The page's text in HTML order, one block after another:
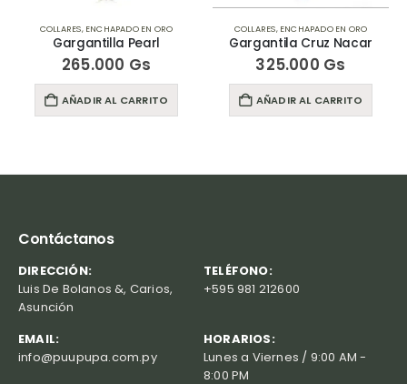
COLLARES, ENCHAPADO EN ORO
Gargantilla Pearl
265.000 Gs
AÑADIR AL CARRITO
COLLARES, ENCHAPADO EN ORO
Gargantila Cruz Nacar
325.000 Gs
AÑADIR AL CARRITO
Contáctanos
DIRECCIÓN:
Luis De Bolanos &, Carios,
Asunción
TELÉFONO:
+595 981 212600
EMAIL:
info@puupupa.com.py
HORARIOS:
Lunes a Viernes / 9:00 AM -
8:00 PM